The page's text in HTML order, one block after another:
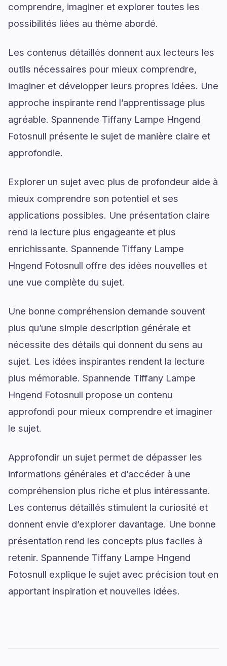
comprendre, imaginer et explorer toutes les
possibilités liées au thème abordé.
Les contenus détaillés donnent aux lecteurs les
outils nécessaires pour mieux comprendre,
imaginer et développer leurs propres idées. Une
approche inspirante rend l’apprentissage plus
agréable. Spannende Tiffany Lampe Hngend
Fotosnull présente le sujet de manière claire et
approfondie.
Explorer un sujet avec plus de profondeur aide à
mieux comprendre son potentiel et ses
applications possibles. Une présentation claire
rend la lecture plus engageante et plus
enrichissante. Spannende Tiffany Lampe
Hngend Fotosnull offre des idées nouvelles et
une vue complète du sujet.
Une bonne compréhension demande souvent
plus qu’une simple description générale et
nécessite des détails qui donnent du sens au
sujet. Les idées inspirantes rendent la lecture
plus mémorable. Spannende Tiffany Lampe
Hngend Fotosnull propose un contenu
approfondi pour mieux comprendre et imaginer
le sujet.
Approfondir un sujet permet de dépasser les
informations générales et d’accéder à une
compréhension plus riche et plus intéressante.
Les contenus détaillés stimulent la curiosité et
donnent envie d’explorer davantage. Une bonne
présentation rend les concepts plus faciles à
retenir. Spannende Tiffany Lampe Hngend
Fotosnull explique le sujet avec précision tout en
apportant inspiration et nouvelles idées.